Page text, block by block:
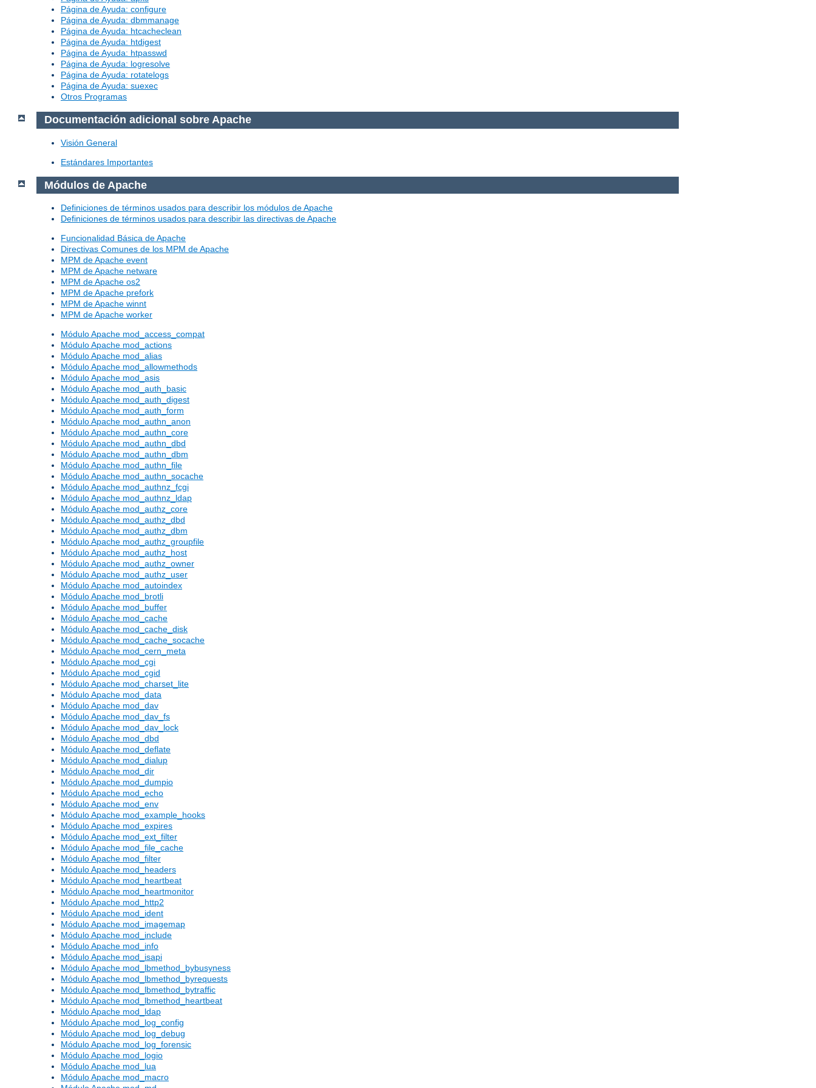
Página de Ayuda: configure
Página de Ayuda: dbmmanage
Página de Ayuda: htcacheclean
Página de Ayuda: htdigest
Página de Ayuda: htpasswd
Página de Ayuda: logresolve
Página de Ayuda: rotatelogs
Página de Ayuda: suexec
Otros Programas
Documentación adicional sobre Apache
Visión General
Estándares Importantes
Módulos de Apache
Definiciones de términos usados para describir los módulos de Apache
Definiciones de términos usados para describir las directivas de Apache
Funcionalidad Básica de Apache
Directivas Comunes de los MPM de Apache
MPM de Apache event
MPM de Apache netware
MPM de Apache os2
MPM de Apache prefork
MPM de Apache winnt
MPM de Apache worker
Módulo Apache mod_access_compat
Módulo Apache mod_actions
Módulo Apache mod_alias
Módulo Apache mod_allowmethods
Módulo Apache mod_asis
Módulo Apache mod_auth_basic
Módulo Apache mod_auth_digest
Módulo Apache mod_auth_form
Módulo Apache mod_authn_anon
Módulo Apache mod_authn_core
Módulo Apache mod_authn_dbd
Módulo Apache mod_authn_dbm
Módulo Apache mod_authn_file
Módulo Apache mod_authn_socache
Módulo Apache mod_authnz_fcgi
Módulo Apache mod_authnz_ldap
Módulo Apache mod_authz_core
Módulo Apache mod_authz_dbd
Módulo Apache mod_authz_dbm
Módulo Apache mod_authz_groupfile
Módulo Apache mod_authz_host
Módulo Apache mod_authz_owner
Módulo Apache mod_authz_user
Módulo Apache mod_autoindex
Módulo Apache mod_brotli
Módulo Apache mod_buffer
Módulo Apache mod_cache
Módulo Apache mod_cache_disk
Módulo Apache mod_cache_socache
Módulo Apache mod_cern_meta
Módulo Apache mod_cgi
Módulo Apache mod_cgid
Módulo Apache mod_charset_lite
Módulo Apache mod_data
Módulo Apache mod_dav
Módulo Apache mod_dav_fs
Módulo Apache mod_dav_lock
Módulo Apache mod_dbd
Módulo Apache mod_deflate
Módulo Apache mod_dialup
Módulo Apache mod_dir
Módulo Apache mod_dumpio
Módulo Apache mod_echo
Módulo Apache mod_env
Módulo Apache mod_example_hooks
Módulo Apache mod_expires
Módulo Apache mod_ext_filter
Módulo Apache mod_file_cache
Módulo Apache mod_filter
Módulo Apache mod_headers
Módulo Apache mod_heartbeat
Módulo Apache mod_heartmonitor
Módulo Apache mod_http2
Módulo Apache mod_ident
Módulo Apache mod_imagemap
Módulo Apache mod_include
Módulo Apache mod_info
Módulo Apache mod_isapi
Módulo Apache mod_lbmethod_bybusyness
Módulo Apache mod_lbmethod_byrequests
Módulo Apache mod_lbmethod_bytraffic
Módulo Apache mod_lbmethod_heartbeat
Módulo Apache mod_ldap
Módulo Apache mod_log_config
Módulo Apache mod_log_debug
Módulo Apache mod_log_forensic
Módulo Apache mod_logio
Módulo Apache mod_lua
Módulo Apache mod_macro